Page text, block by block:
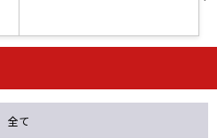
石人の星
全て